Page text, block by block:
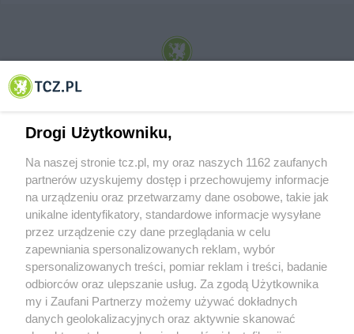
© 2001-2026 Tczew - TCZ.PL Sp. z o.o. Internetowy Serwis Informacyjny Miasta
O FIRMIE POLITYKA PRYWATNOŚCI HOSTING
REKLAMA WSPÓŁPRACA RSS FACEBOOK KONTAKT
Nasze serwisy
Drogi Użytkowniku,
Na naszej stronie tcz.pl, my oraz naszych 1162 zaufanych
partnerów uzyskujemy dostęp i przechowujemy informacje
na urządzeniu oraz przetwarzamy dane osobowe, takie jak
unikalne identyfikatory, standardowe informacje wysyłane
przez urządzenie czy dane przeglądania w celu
zapewniania spersonalizowanych reklam, wybór
spersonalizowanych treści, pomiar reklam i treści, badanie
odbiorców oraz ulepszanie usług. Za zgodą Użytkownika
my i Zaufani Partnerzy możemy używać dokładnych
danych geolokalizacyjnych oraz aktywnie skanować